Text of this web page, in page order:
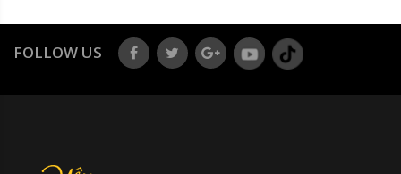
FOLLOW US